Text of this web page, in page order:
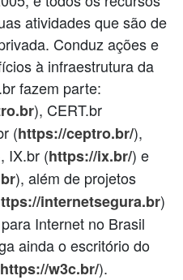
atividades que são de
Conduz ações e
à infraestrutura da
fazem parte:
), CERT.br
(https://ceptro.br/),
IX.br (https://ix.br/) e
), além de projetos
internetsegura.br)
Internet no Brasil
ainda o escritório do
https://w3c.br/).